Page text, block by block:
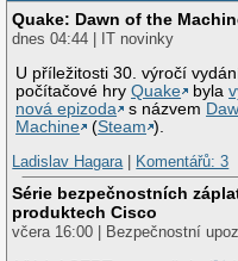
Quake: Dawn of the
dnes 04:44 | IT novinky
U příležitosti 30. výročí
počítačové hryQuake byla
nová epizoda
s názvem
Machine
(Steam ).
Ladislav Hagara| Komentářů: 3
Série bezpečnostních
produktech Cisco
včera 16:00 | Bezpečnostní